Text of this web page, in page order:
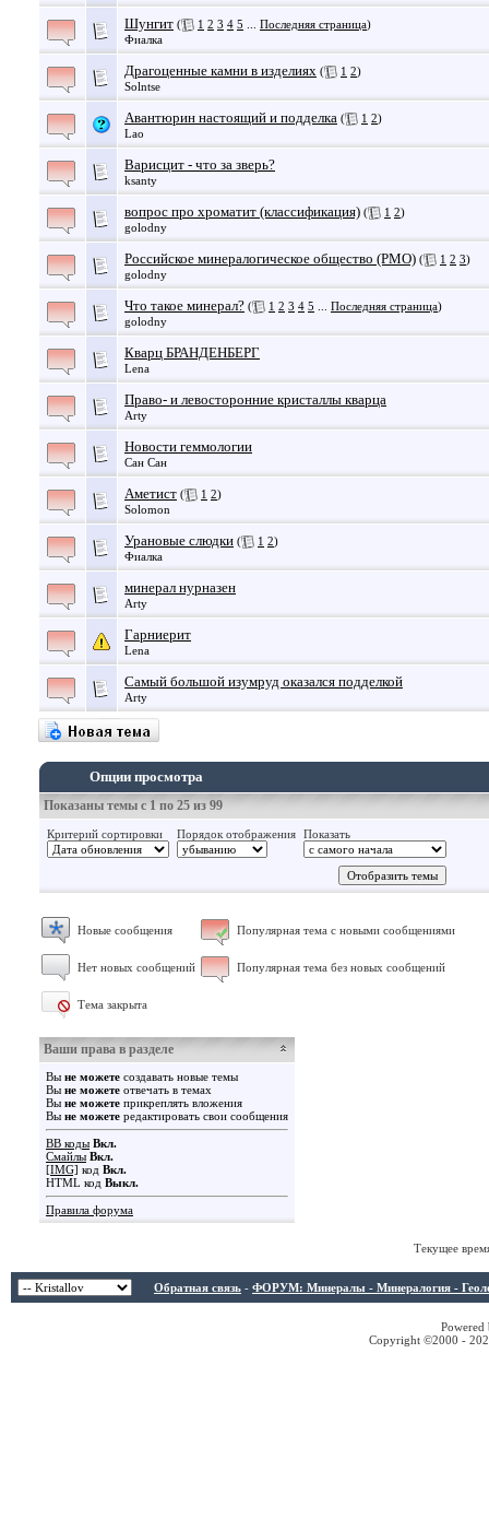
Шунгит ( 1 2 3 4 5 Последняя страница)
Фиалка
Драгоценные камни в изделиях ( 1 2)
Solntse
Авантюрин настоящий и подделка ( 1 2)
Lao
Варисцит - что за зверь?
ksanty
вопрос про хроматит (классификация) ( 1 2)
golodny
Российское минералогическое общество (РМО) ( 1 2 3)
golodny
Что такое минерал? ( 1 2 3 4 5 Последняя страница)
golodny
Кварц БРАНДЕНБЕРГ
Lena
Право- и левосторонние кристаллы кварца
Arty
Новости геммологии
Сан Сан
Аметист ( 1 2)
Solomon
Урановые слюдки ( 1 2)
Фиалка
минерал нурназен
Arty
Гарниерит
Lena
Самый большой изумруд оказался подделкой
Arty
Опции просмотра
Показаны темы с 1 по 25 из 99
Критерий сортировки Порядок отображения Показать
Новые сообщения Популярная тема с новыми сообщениями
Нет новых сообщений Популярная тема без новых сообщений
Тема закрыта
Ваши права в разделе
Вы не можете создавать новые темы
Вы не можете отвечать в темах
Вы не можете прикреплять вложения
Вы не можете редактировать свои сообщения
BB коды Вкл.
Смайлы Вкл.
[IMG] код Вкл.
HTML код Выкл.
Правила форума
Текущее
Обратная связь - ФОРУМ: Минералы - Минералогия -
Copyright ©2000 -